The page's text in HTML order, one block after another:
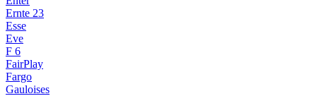
Ernte 23
Esse
Eve
F 6
FairPlay
Fargo
Gauloises